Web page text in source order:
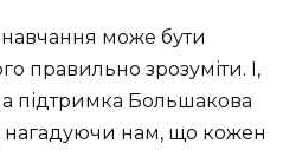
навчання може бути
правильно зрозуміти. І,
підтримка Большакова
нагадуючи нам, що кожен